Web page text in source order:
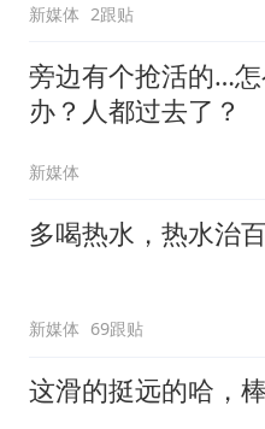
新媒体 2跟贴
旁边有个抢活的…
办？人都过去了？
新媒体
多喝热水，热水治
新媒体 69跟贴
这滑的挺远的哈，